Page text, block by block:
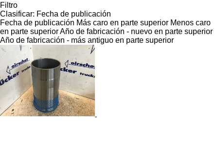
Filtro
Clasificar: Fecha de publicación
Fecha de publicación Más caro en parte superior Menos caro
en parte superiorAño de fabricación - nuevo en parte superior
Año de fabricación - más antiguo en parte superior